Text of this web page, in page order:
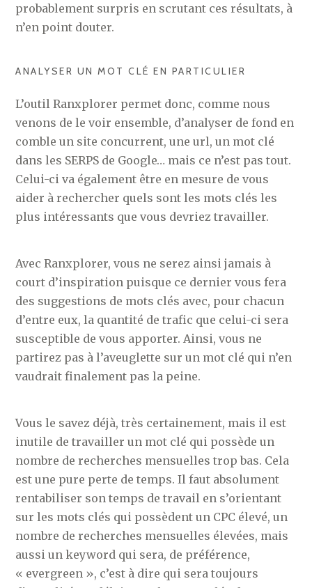
probablement surpris en scrutant ces résultats, à
n’en point douter.
ANALYSER UN MOT CLÉ EN PARTICULIER
L’outil Ranxplorer permet donc, comme nous
venons de le voir ensemble, d’analyser de fond en
comble un site concurrent, une url, un mot clé
dans les SERPS de Google… mais ce n’est pas tout.
Celui-ci va également être en mesure de vous
aider à rechercher quels sont les mots clés les
plus intéressants que vous devriez travailler.
Avec Ranxplorer, vous ne serez ainsi jamais à
court d’inspiration puisque ce dernier vous fera
des suggestions de mots clés avec, pour chacun
d’entre eux, la quantité de trafic que celui-ci sera
susceptible de vous apporter. Ainsi, vous ne
partirez pas à l’aveuglette sur un mot clé qui n’en
vaudrait finalement pas la peine.
Vous le savez déjà, très certainement, mais il est
inutile de travailler un mot clé qui possède un
nombre de recherches mensuelles trop bas. Cela
est une pure perte de temps. Il faut absolument
rentabiliser son temps de travail en s’orientant
sur les mots clés qui possèdent un CPC élevé, un
nombre de recherches mensuelles élevées, mais
aussi un keyword qui sera, de préférence,
« evergreen », c’est à dire qui sera toujours